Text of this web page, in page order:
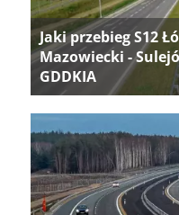
Jaki przebieg S12
Mazowiecki -
GDDKIA